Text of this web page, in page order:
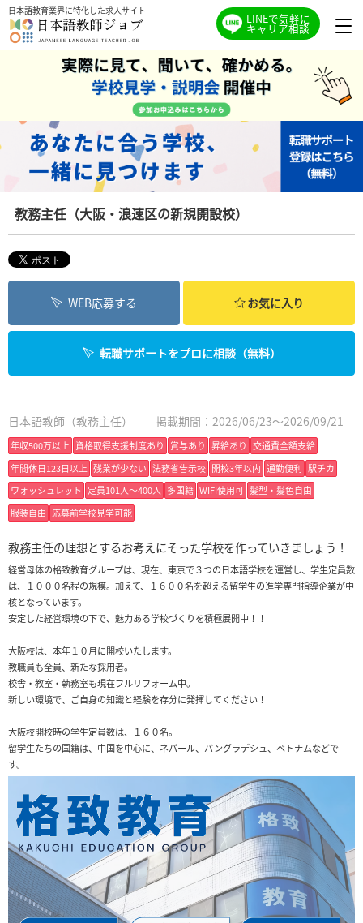
日本語教育業界に特化した求人サイト
LINEで気軽に
キャリア相談
教務主任（大阪・浪速区の新規開設校）
WEB応募する お気に入り
転職サポートをプロに相談（無料）
日本語教師（教務主任） 掲載期間：2026/06/23～2026/09/21
年収500万以上 資格取得支援制度あり 賞与あり 昇給あり 交通費全額支給
年間休日123日以上 残業が少ない 法務省告示校 開校3年以内 通勤便利 駅チカ
ウォッシュレット
定員101人〜400人 多国籍 WIFI使用可 髪型・髪色自由
服装自由 応募前学校見学可能
教務主任の理想とするお考えにそった学校を作っていきましょう！
経営母体の格致教育グループは、現在、東京で３つの日本語学校を運営し、学生定員数
は、１０００名程の規模。加えて、１６００名を超える留学生の進学専門指導企業が中
核となっています。
安定した経営環境の下で、魅力ある学校づくりを積極展開中！！
大阪校は、本年１０月に開校いたします。
教職員も全員、新たな採用者。
校舎・教室・執務室も現在フルリフォーム中。
新しい環境で、ご自身の知識と経験を存分に発揮してください！
大阪校開校時の学生定員数は、１６０名。
留学生たちの国籍は、中国を中心に、ネパール、バングラデシュ、ベトナムなどで
す。